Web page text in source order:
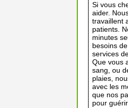
Si vous
aider.
travaillent
patients.
minutes
besoins
services
Que vous
sang, ou
plaies,
avec les
que nos
pour